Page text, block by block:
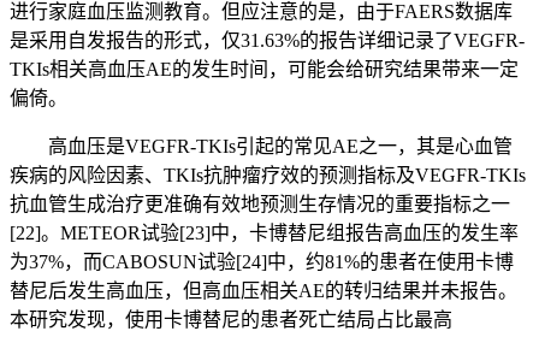
进行家庭血压监测教育。但应注意的是，由于FAERS数据库
是采用自发报告的形式，仅31.63%的报告详细记录了VEGFR-
TKIs相关高血压AE的发生时间，可能会给研究结果带来一定
偏倚。
高血压是VEGFR-TKIs引起的常见AE之一，其是心血管
疾病的风险因素、TKIs抗肿瘤疗效的预测指标及VEGFR-TKIs
抗血管生成治疗更准确有效地预测生存情况的重要指标之一
[22]。METEOR试验[23]中，卡博替尼组报告高血压的发生率
为37%，而CABOSUN试验[24]中，约81%的患者在使用卡博
替尼后发生高血压，但高血压相关AE的转归结果并未报告。
本研究发现，使用卡博替尼的患者死亡结局占比最高